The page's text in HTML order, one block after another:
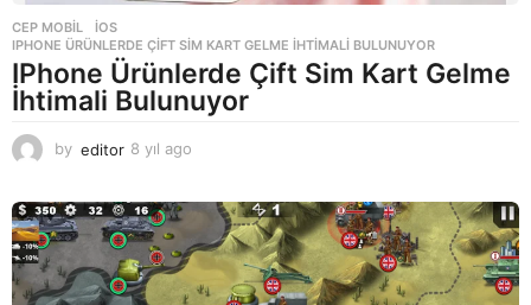
CEP MOBIL ,IOS
IPHONE ÜRÜNLERDE ÇIFT SIM KART GELME İHTIMALI BULUNUYOR
IPhone Ürünlerde Çift Sim Kart Gelme
İhtimali Bulunuyor
by editor 8 yıl ago
l
a
o